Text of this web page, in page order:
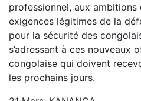
professionnel, aux
exigences légitimes de la
pour la sécurité des
s’adressant à ces nouveaux
congolaise qui doivent
les prochains jours.